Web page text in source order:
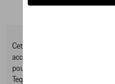
Cet online shop vous présente
accessoires Tequipment, pour
pouvez consulter notre Moteur
Tequipment.